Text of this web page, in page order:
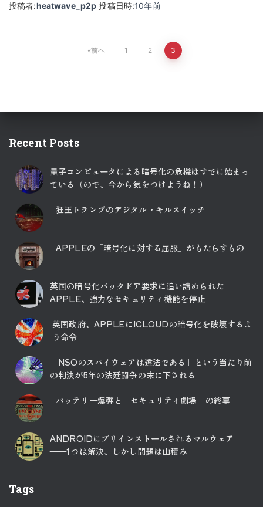
投稿者:heatwave_p2p 投稿日時:10年前
の
ペ
ジ
送
り
前へ 1 2 3
Recent Posts
量子コンピュータによる暗号化の危機はすでに始まっ
ている（ので、今から気をつけようね！）
狂王トランプのデジタル・キルスイッチ
APPLEの「暗号化に対する屈服」がもたらすもの
英国の暗号化バックドア要求に追い詰められた
APPLE、強力なセキュリティ機能を停止
英国政府、APPLEにICLOUDの暗号化を破壊するよ
う命令
「NSOのスパイウェアは違法である」という当たり前
の判決が5年の法廷闘争の末に下される
バッテリー爆弾と「セキュリティ劇場」の終幕
ANDROIDにプリインストールされるマルウェア
――1つは解決、しかし問題は山積み
Tags